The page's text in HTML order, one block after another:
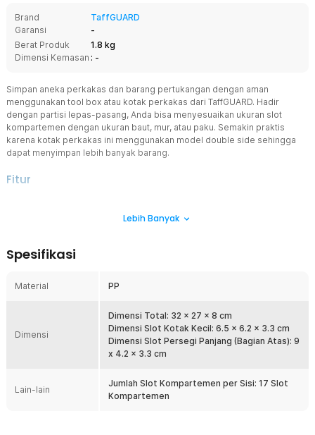
Brand
TaffGUARD
Garansi
-
Berat Produk
1.8 kg
Dimensi Kemasan : -
Simpan aneka perkakas dan barang pertukangan dengan aman
menggunakan tool box atau kotak perkakas dari TaffGUARD. Hadir
dengan partisi lepas-pasang, Anda bisa menyesuaikan ukuran slot
kompartemen dengan ukuran baut, mur, atau paku. Semakin praktis
karena kotak perkakas ini menggunakan model double side sehingga
dapat menyimpan lebih banyak barang.
Fitur
Menawarkan model double side, produk dari TaffGUARD dapat
cocok digunakan untuk menyimpan paku, baut, mur, dan paku.
perlengkapan pancing hingga aksesori kamera.
Bermasalah kompartemen kotak perkakas yang terlalu kecil?
TaffGUARD mengatasi masalah ini dengan menggunakan partisi
fleksibel. Anda bisa menyesuaikan ukuran slot kompartemen
dengan melepas partisi yang digunakan. Kini Anda bisa menyimpan
kotak perkakas TaffGUARD.
Lebih Banyak
Spesifikasi
Material PP
Dimensi
Dimensi Total: 32 x 27 x 8 cm
Dimensi Slot Kotak Kecil: 6.5 x 6.2 x 3.3 cm
Dimensi Slot Persegi Panjang (Bagian Atas): 9
x 4.2 x 3.3 cm
Lain-lain
Jumlah Slot Kompartemen per Sisi: 17 Slot
Kompartemen